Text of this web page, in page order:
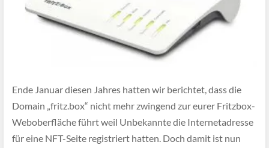
Ende Januar diesen Jahres hatten wir berichtet, dass die
Domain „fritz.box“ nicht mehr zwingend zur eurer Fritzbox-
Weboberfläche führt weil Unbekannte die Internetadresse
für eine NFT-Seite registriert hatten. Doch damit ist nun